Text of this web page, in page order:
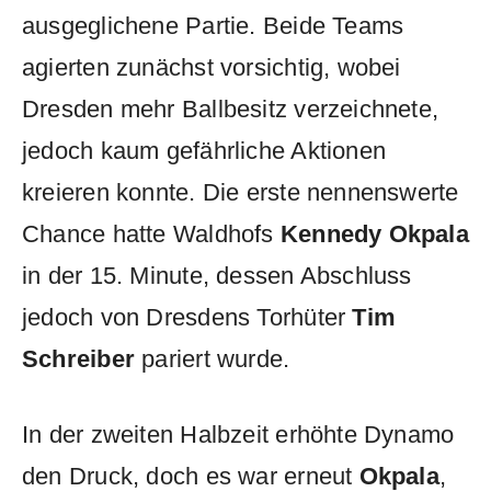
ausgeglichene Partie. Beide Teams
agierten zunächst vorsichtig, wobei
Dresden mehr Ballbesitz verzeichnete,
jedoch kaum gefährliche Aktionen
kreieren konnte. Die erste nennenswerte
Chance hatte Waldhofs Kennedy Okpala
in der 15. Minute, dessen Abschluss
jedoch von Dresdens TorhüterTim
Schreiberpariert wurde.
In der zweiten Halbzeit erhöhte Dynamo
den Druck, doch es war erneut Okpala,